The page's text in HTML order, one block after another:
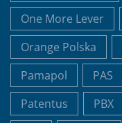
One More Lever
Orange Polska
Pamapol
PAS
Patentus
PBX